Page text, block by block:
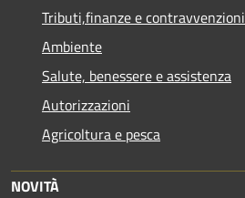
Tributi,finanze e contravvenzioni
Ambiente
Salute, benessere e assistenza
Autorizzazioni
Agricoltura e pesca
NOVITÀ